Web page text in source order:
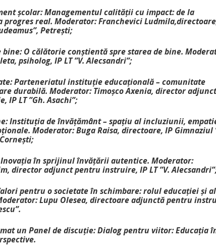
școlar: Managementul calității cu impact: de la
real. Moderator: Franchevici
Petrești;
bine: O călătorie conștientă spre starea de bine.
psiholog, IP LT ”V. Alecsandri”;
Parteneriatul instituție educațională – comunitate
durabilă. Moderator: Timoșco Axenia, director adjunct
IP LT ”Gh. Asachi”;
Instituția de învățământ – spațiu al incluziunii,
Moderator: Buga Raisa, directoare, IP Gimnaziul
Inovația în sprijinul învățării autentice. Moderator:
director adjunct pentru instruire, IP LT ”V.
pentru o societate în schimbare: rolul educației și al
Lupu Olesea, directoare adjunctă pentru
un Panel de discuție: Dialog pentru viitor: Educația